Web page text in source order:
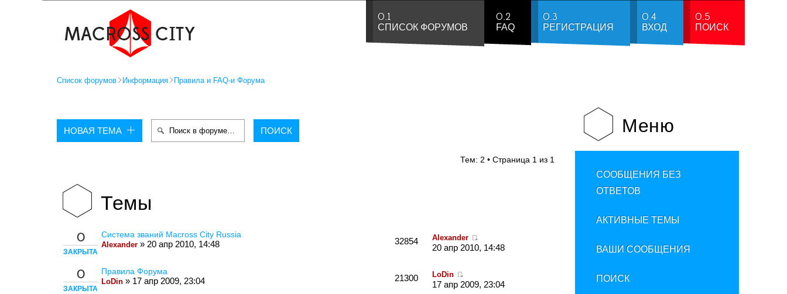
0.1
СПИСОК ФОРУМОВ
0.2
FAQ
0.3
РЕГИСТРАЦИЯ
0.4
ВХОД
0.5
ПОИСК
Список форумов Информация Правила и FAQ-и Форума
НОВАЯ ТЕМА
Тем: 2 • Страница 1 из 1
Темы
0
ЗАКРЫТА
Система званий Macross City Russia
Alexander » 20 апр 2010, 14:48 32854 Alexander
20 апр 2010, 14:48
0
ЗАКРЫТА
Правила Форума
LoDin » 17 апр 2009, 23:04 21300 LoDin
17 апр 2009, 23:04
Меню
СООБЩЕНИЯ БЕЗ
ОТВЕТОВ
АКТИВНЫЕ ТЕМЫ
ВАШИ СООБЩЕНИЯ
ПОИСК